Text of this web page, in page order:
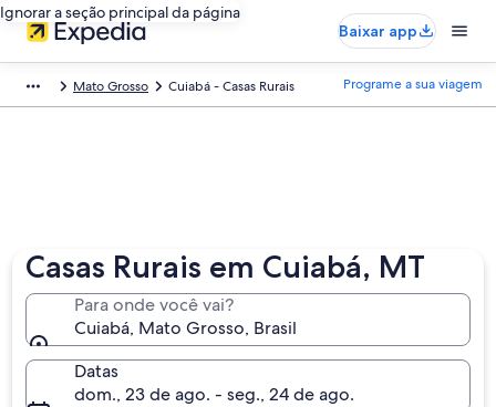
Ignorar a seção principal da página
Baixar app
Mato Grosso Cuiabá - Casas Rurais Programe a sua viagem
Casas Rurais em Cuiabá, MT
Para onde você vai?
Cuiabá, Mato Grosso, Brasil
Datas
dom., 23 de ago. - seg., 24 de ago.